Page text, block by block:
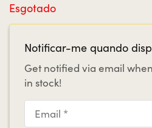
Esgotado
Notificar-me quando
Get notified via email
in stock!